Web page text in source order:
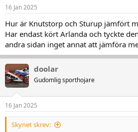
e
:
16 Jan 2025
Hur är Knutstorp och Sturup jämfört
Har endast kört Arlanda och tyckte
andra sidan inget annat att jämföra
doolar
Gudomlig sporthojare
16 Jan 2025
Skynet skrev: